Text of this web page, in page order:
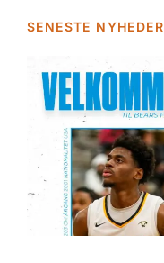
SENESTE NYHEDER